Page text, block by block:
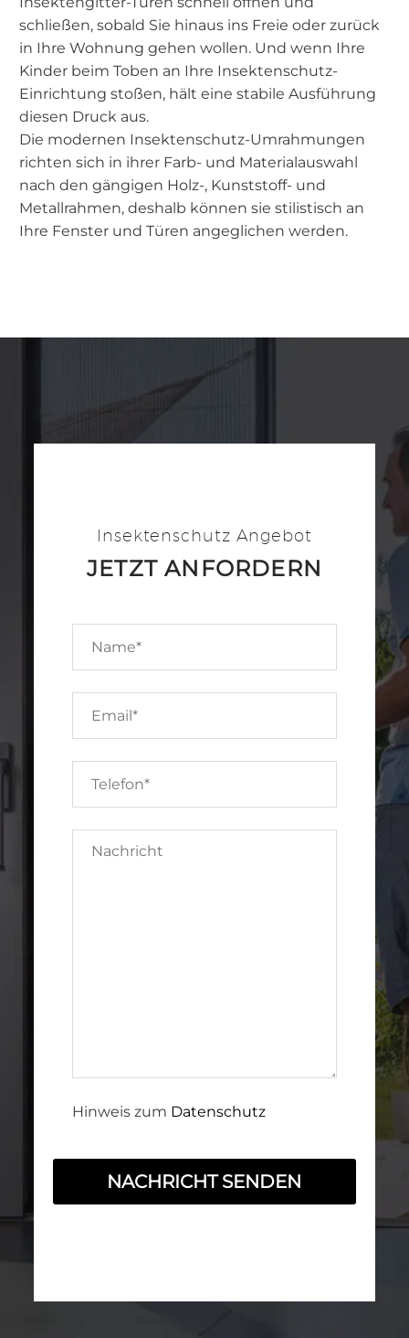
schließen, sobald Sie hinaus ins Freie oder zurück
in Ihre Wohnung gehen wollen. Und wenn Ihre
Kinder beim Toben an Ihre Insektenschutz-
Einrichtung stoßen, hält eine stabile Ausführung
diesen Druck aus.
Die modernen Insektenschutz-Umrahmungen
richten sich in ihrer Farb- und Materialauswahl
nach den gängigen Holz-, Kunststoff- und
Metallrahmen, deshalb können sie stilistisch an
Ihre Fenster und Türen angeglichen werden.
Insektenschutz Angebot
JETZT ANFORDERN
Hinweis zum Datenschutz